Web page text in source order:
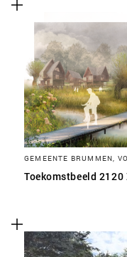
GEMEENTE BRUMMEN,
Toekomstbeeld